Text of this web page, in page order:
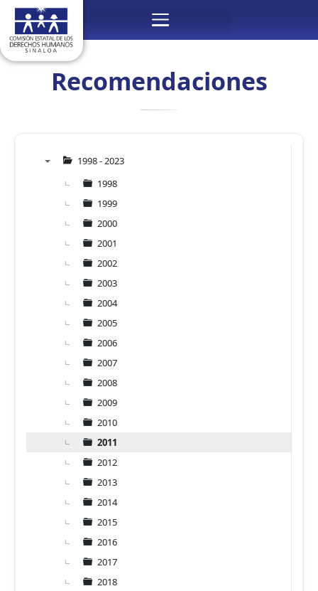
Menú
contenido
Recomendaciones
1998 - 2023
1998
1999
2000
2001
2002
2003
2004
2005
2006
2007
2008
2009
2010
2011
2012
2013
2014
2015
2016
2017
2018